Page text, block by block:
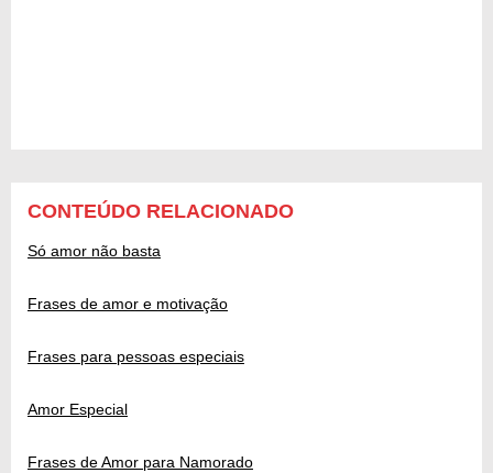
CONTEÚDO RELACIONADO
Só amor não basta
Frases de amor e motivação
Frases para pessoas especiais
Amor Especial
Frases de Amor para Namorado